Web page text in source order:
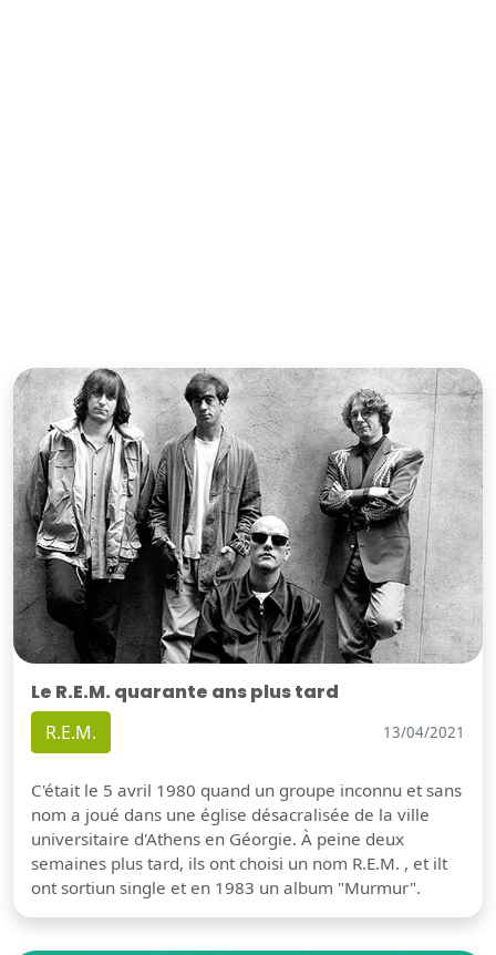
Le R.E.M. quarante ans plus tard
R.E.M. 13/04/2021
C'était le 5 avril 1980 quand un groupe inconnu et sans
nom a joué dans une église désacralisée de la ville
universitaire d'Athens en Géorgie. À peine deux
semaines plus tard, ils ont choisi un nom R.E.M. , et ilt
ont sortiun single et en 1983 un album "Murmur".